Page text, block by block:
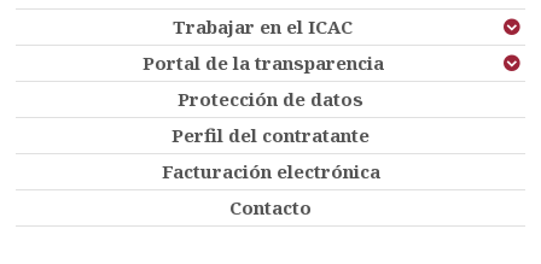
Trabajar en el ICAC
Portal de la transparencia
Protección de datos
Perfil del contratante
Facturación electrónica
Contacto